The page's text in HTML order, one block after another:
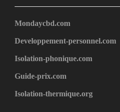
Mondaycbd.com
Developpement-personnel.com
Isolation-phonique.com
Guide-prix.com
Isolation-thermique.org